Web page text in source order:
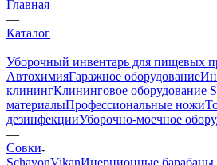
Главная
—
Каталог
—
Уборочный инвентарь для пищевых
АвтохимияГаражное оборудование
клинингКлининговое оборудование
материалыПрофессиональные ножи
дезинфекцииУборочно-моечное
—
Совки
SchavonVikanИнерционные барабаны